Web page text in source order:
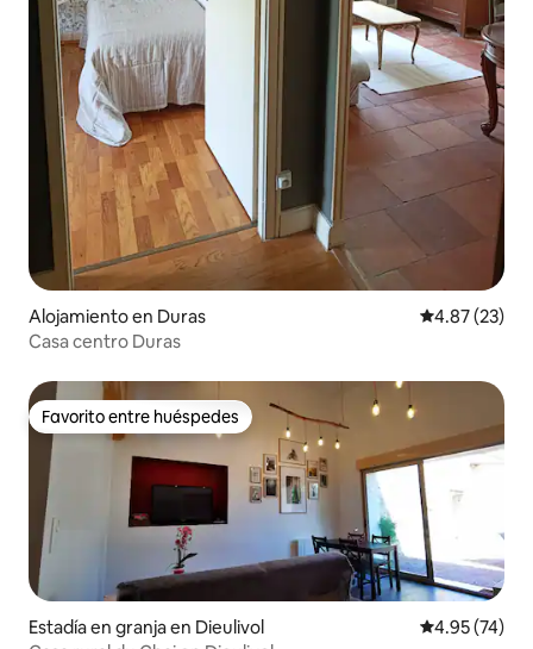
Alojamiento en Duras Calificación
4.87 (23)
Casa centro Duras
Favorito entre huéspedes
Favorito entre huéspedes
Estadía en granja en Dieulivol Calificación
4.95 (74)